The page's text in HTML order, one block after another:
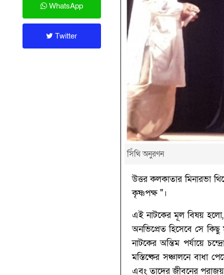
WhatsApp
Twitter
সিঁথি অনুরণন
উত্তর কলকাতার মিনারভা
কৃষ্ণপক্ষ "।
এই নাটকের মূল বিষয়
অনভিপ্রেত হিসেবে সে
নাটকের অন্তিম পর্যায়ে
মস্তিষ্কের সঞ্চালনে বাধা
এবং তাদের জীবনের